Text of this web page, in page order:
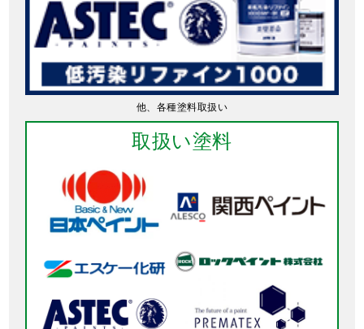
他、各種塗料取扱い
取扱い塗料